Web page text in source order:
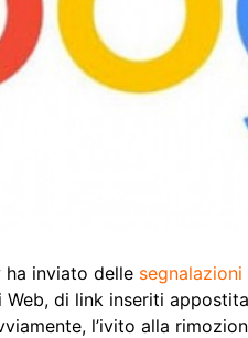
ha inviato delle segnalazioni
di link inseriti
l’ivito alla